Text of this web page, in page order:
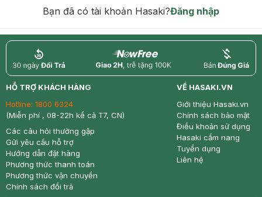
Bạn đã có tài khoản Hasaki?Đăng nhập
return nowfree price
HỖ TRỢ KHÁCH HÀNG
Hotline: 1800 6324
(Miễn phí , 08-22h kể cả T7, CN)
Các câu hỏi thường gặp
Gửi yêu cầu hỗ trợ
Hướng dẫn đặt hàng
Phương thức thanh toán
Phương thức vận chuyển
Chính sách đổi trả
VỀ HASAKI.VN
Giới thiệu Hasaki.vn
Chính sách bảo mật
Điều khoản sử dụng
Hasaki cẩm nang
Tuyển dụng
Liên hệ